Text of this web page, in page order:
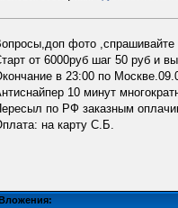
фото
от 6000руб шаг 50 руб и
в 23:00 по
10 минут
по РФ заказным
на карту С.Б.